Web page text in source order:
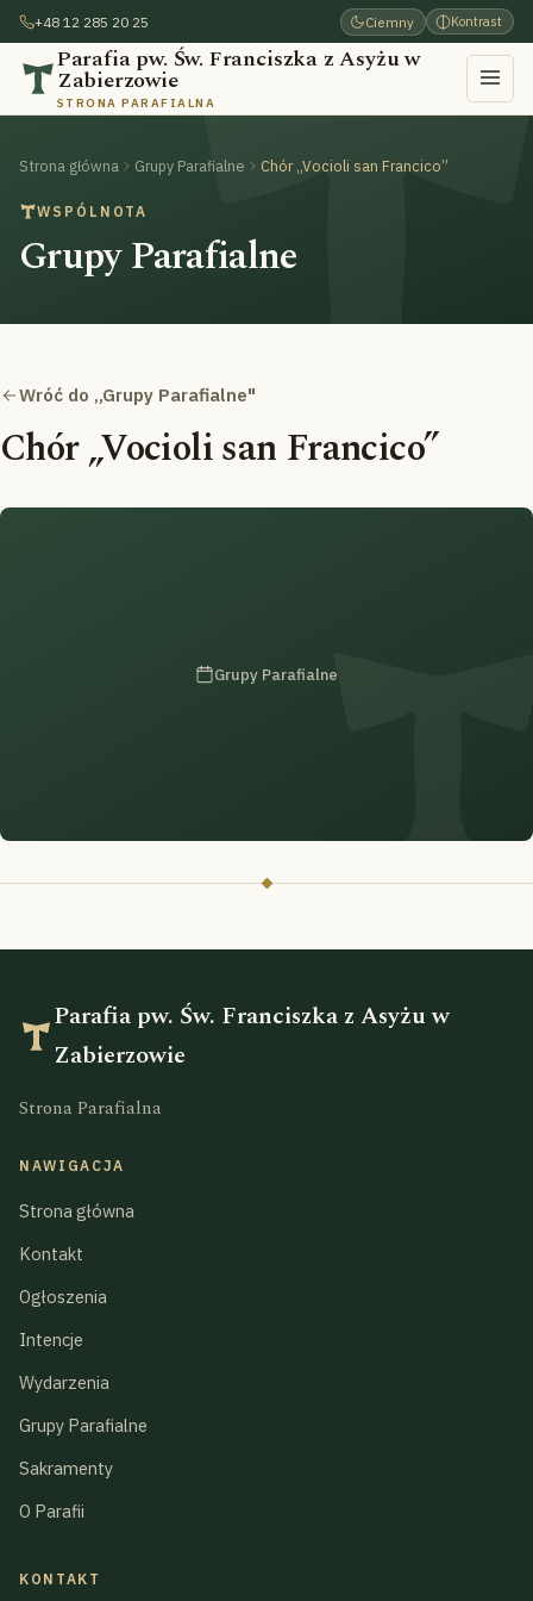
+48 12 285 20 25 Ciemny Kontrast
Parafia pw. Św. Franciszka z Asyżu w
Zabierzowie
STRONA PARAFIALNA
Strona główna Grupy Parafialne Chór „Vocioli san Francico”
WSPÓLNOTA
Grupy Parafialne
Wróć do „Grupy Parafialne"
Chór „Vocioli san Francico”
Grupy Parafialne
Parafia pw. Św. Franciszka z Asyżu w
Zabierzowie
Strona Parafialna
NAWIGACJA
Strona główna
Kontakt
Ogłoszenia
Intencje
Wydarzenia
Grupy Parafialne
Sakramenty
O Parafii
KONTAKT